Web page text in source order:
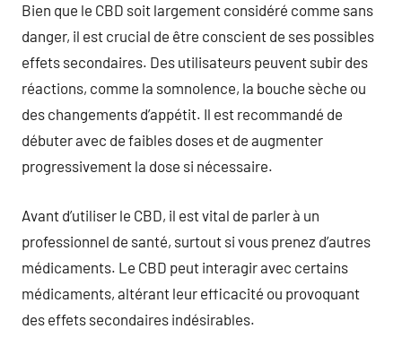
Bien que le CBD soit largement considéré comme sans
danger, il est crucial de être conscient de ses possibles
effets secondaires. Des utilisateurs peuvent subir des
réactions, comme la somnolence, la bouche sèche ou
des changements d’appétit. Il est recommandé de
débuter avec de faibles doses et de augmenter
progressivement la dose si nécessaire.
Avant d’utiliser le CBD, il est vital de parler à un
professionnel de santé, surtout si vous prenez d’autres
médicaments. Le CBD peut interagir avec certains
médicaments, altérant leur efficacité ou provoquant
des effets secondaires indésirables.